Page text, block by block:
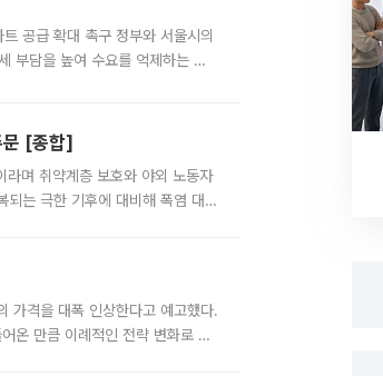
공급 확대 촉구 정부와 서울시의
부담을 높여 수요를 억제하는 카
문 [종합]
며 취약계층 보호와 야외 노동자
는 극한 기후에 대비해 폭염 대응
가격을 대폭 인상한다고 예고했다.
온 만큼 이례적인 전략 변화로 평